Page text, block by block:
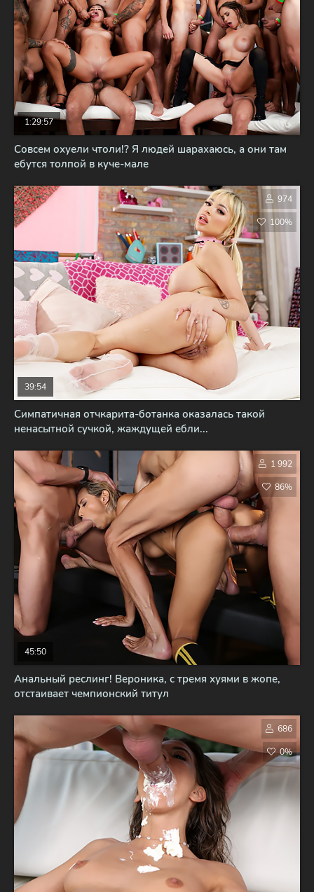
Совсем охуели чтоли!? Я людей шарахаюсь, а они там
ебутся толпой в куче-мале
1:29:57
Симпатичная отчкарита-ботанка оказалась такой
ненасытной сучкой, жаждущей ебли...
39:54
974
100%
Анальный реслинг! Вероника, с тремя хуями в жопе,
отстаивает чемпионский титул
45:50
1 992
86%
686
0%